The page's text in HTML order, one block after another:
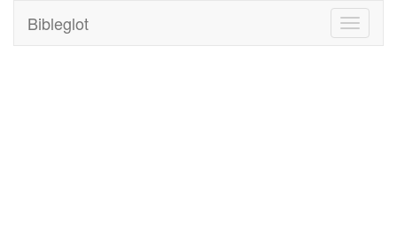
Toggle
Bibleglot